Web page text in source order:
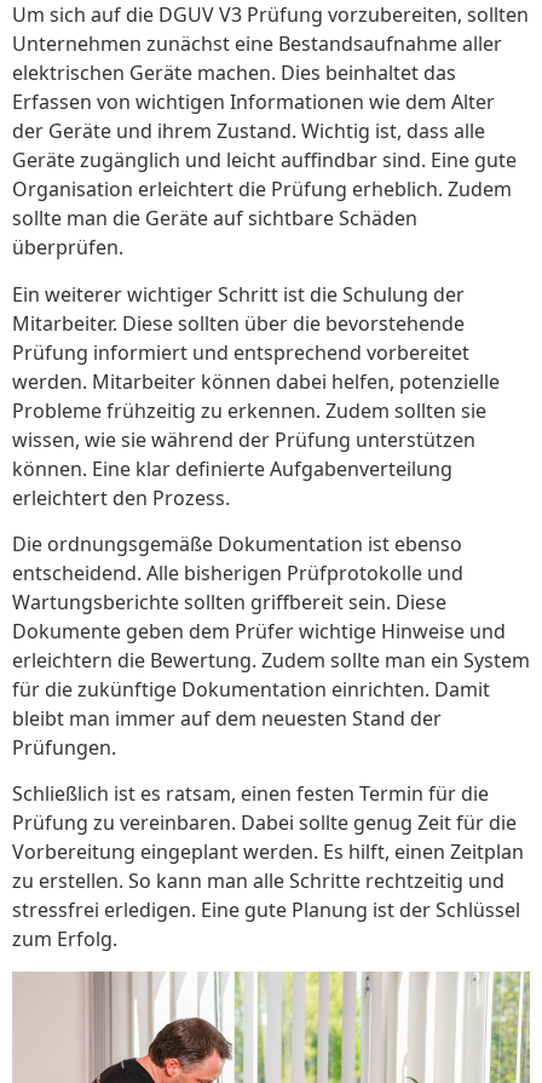
Um sich auf die DGUV V3 Prüfung vorzubereiten, sollten
Unternehmen zunächst eine Bestandsaufnahme aller
elektrischen Geräte machen. Dies beinhaltet das
Erfassen von wichtigen Informationen wie dem Alter
der Geräte und ihrem Zustand. Wichtig ist, dass alle
Geräte zugänglich und leicht auffindbar sind. Eine gute
Organisation erleichtert die Prüfung erheblich. Zudem
sollte man die Geräte auf sichtbare Schäden
überprüfen.
Ein weiterer wichtiger Schritt ist die Schulung der
Mitarbeiter. Diese sollten über die bevorstehende
Prüfung informiert und entsprechend vorbereitet
werden. Mitarbeiter können dabei helfen, potenzielle
Probleme frühzeitig zu erkennen. Zudem sollten sie
wissen, wie sie während der Prüfung unterstützen
können. Eine klar definierte Aufgabenverteilung
erleichtert den Prozess.
Die ordnungsgemäße Dokumentation ist ebenso
entscheidend. Alle bisherigen Prüfprotokolle und
Wartungsberichte sollten griffbereit sein. Diese
Dokumente geben dem Prüfer wichtige Hinweise und
erleichtern die Bewertung. Zudem sollte man ein System
für die zukünftige Dokumentation einrichten. Damit
bleibt man immer auf dem neuesten Stand der
Prüfungen.
Schließlich ist es ratsam, einen festen Termin für die
Prüfung zu vereinbaren. Dabei sollte genug Zeit für die
Vorbereitung eingeplant werden. Es hilft, einen Zeitplan
zu erstellen. So kann man alle Schritte rechtzeitig und
stressfrei erledigen. Eine gute Planung ist der Schlüssel
zum Erfolg.